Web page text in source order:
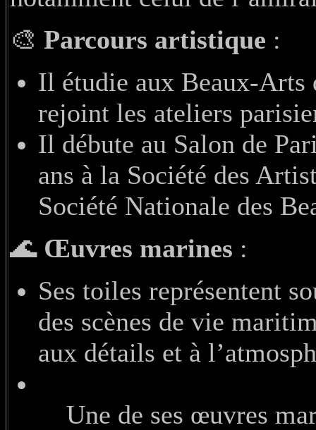
🎨 Parcours artistique :
Il étudie aux Beaux-Arts
rejoint les ateliers
Il débute au Salon de
ans à la Société des
Société Nationale des
🌊 Œuvres marines :
Ses toiles représentent
des scènes de vie
aux détails et à
Une de ses œuvres